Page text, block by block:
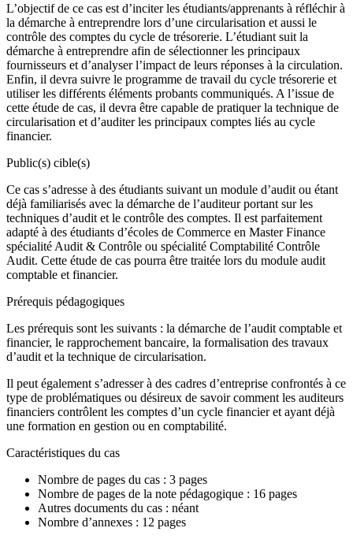
L’objectif de ce cas est d’inciter les étudiants/apprenants à réfléchir à
la démarche à entreprendre lors d’une circularisation et aussi le
contrôle des comptes du cycle de trésorerie. L’étudiant suit la
démarche à entreprendre afin de sélectionner les principaux
fournisseurs et d’analyser l’impact de leurs réponses à la circulation.
Enfin, il devra suivre le programme de travail du cycle trésorerie et
utiliser les différents éléments probants communiqués. A l’issue de
cette étude de cas, il devra être capable de pratiquer la technique de
circularisation et d’auditer les principaux comptes liés au cycle
financier.
Public(s) cible(s)
Ce cas s’adresse à des étudiants suivant un module d’audit ou étant
déjà familiarisés avec la démarche de l’auditeur portant sur les
techniques d’audit et le contrôle des comptes. Il est parfaitement
adapté à des étudiants d’écoles de Commerce en Master Finance
spécialité Audit & Contrôle ou spécialité Comptabilité Contrôle
Audit. Cette étude de cas pourra être traitée lors du module audit
comptable et financier.
Prérequis pédagogiques
Les prérequis sont les suivants : la démarche de l’audit comptable et
financier, le rapprochement bancaire, la formalisation des travaux
d’audit et la technique de circularisation.
Il peut également s’adresser à des cadres d’entreprise confrontés à ce
type de problématiques ou désireux de savoir comment les auditeurs
financiers contrôlent les comptes d’un cycle financier et ayant déjà
une formation en gestion ou en comptabilité.
Caractéristiques du cas
Nombre de pages du cas : 3 pages
Nombre de pages de la note pédagogique : 16 pages
Autres documents du cas : néant
Nombre d’annexes : 12 pages